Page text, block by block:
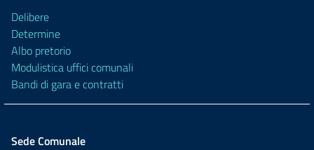
Delibere
Determine
Albo pretorio
Modulistica uffici comunali
Bandi di gara e contratti
Sede Comunale